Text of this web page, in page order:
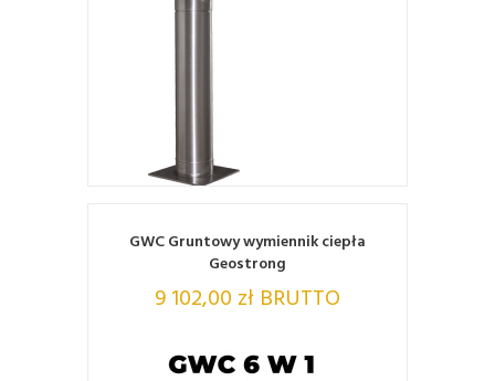
ZOBACZ
GWC Gruntowy wymiennik ciepła
Geostrong
9 102,00 zł BRUTTO